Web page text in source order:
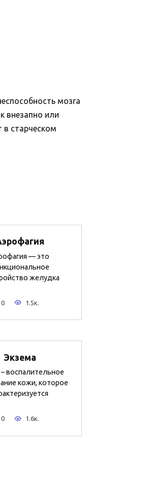
мозга
внезапно или
в старческом
— это
желудка
0 1.5к.
Экзема
воспалительное
кожи, которое
0 1.6к.